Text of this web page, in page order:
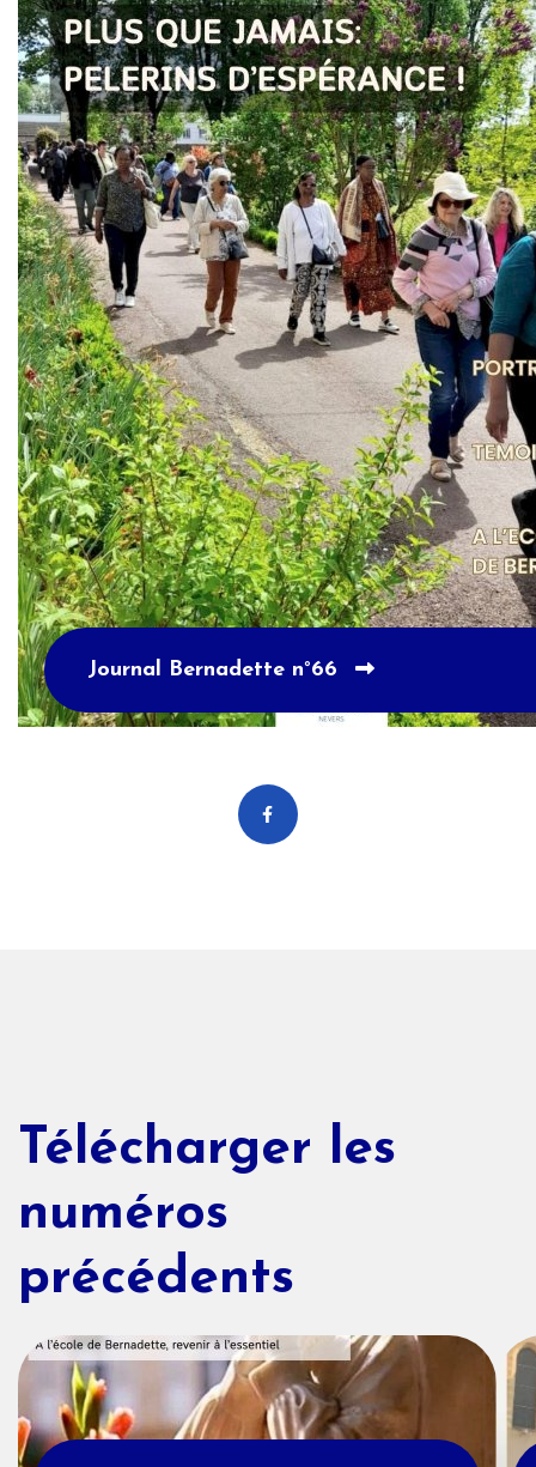
Journal Bernadette n°66
Télécharger les
numéros
précédents